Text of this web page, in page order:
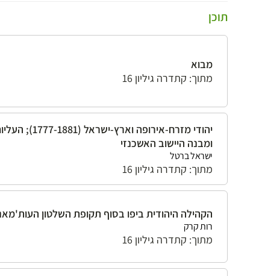
תוכן
מבוא
מתוך: קתדרה גיליון 16
יהודי מזרח-אירופה וארץ-ישראל (1777-
ומבנה היישוב האשכנזי
ישראל ברטל
מתוך: קתדרה גיליון 16
הקהילה היהודית ביפו בסוף תקופת השלטון
רות קרק
מתוך: קתדרה גיליון 16